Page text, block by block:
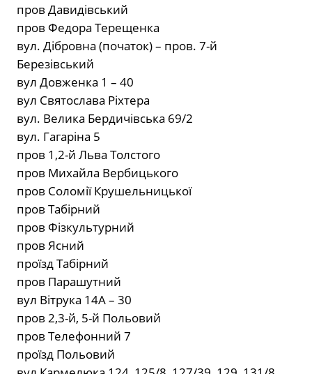
пров Давидівський
пров Федора Терещенка
вул. Дібровна (початок) – пров. 7-й
Березівський
вул Довженка 1 – 40
вул Святослава Ріхтера
вул. Велика Бердичівська 69/2
вул. Гагаріна 5
пров 1,2-й Льва Толстого
пров Михайла Вербицького
пров Соломії Крушельницької
пров Табірний
пров Фізкультурний
пров Ясний
проїзд Табірний
пров Парашутний
вул Вітрука 14А – 30
пров 2,3-й, 5-й Польовий
пров Телефонний 7
проїзд Польовий